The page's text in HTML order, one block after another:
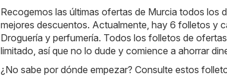
Recogemos las últimas ofertas de Murcia todos los
mejores descuentos. Actualmente, hay 6 folletos y
Droguería y perfumería. Todos los folletos de
limitado, así que no lo dude y comience a ahorrar
¿No sabe por dónde empezar? Consulte estos